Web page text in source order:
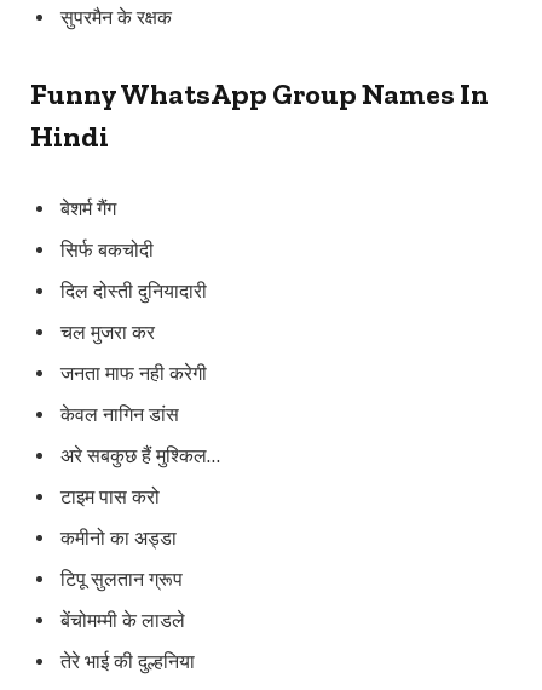
सुपरमैन के रक्षक
Funny WhatsApp Group Names In
Hindi
बेशर्म गैंग
सिर्फ बकचोदी
दिल दोस्ती दुनियादारी
चल मुजरा कर
जनता माफ नही करेगी
केवल नागिन डांस
अरे सबकुछ हैं मुश्किल…
टाइम पास करो
कमीनो का अड्डा
टिपू सुलतान ग्रूप
बेंचोमम्मी के लाडले
तेरे भाई की दुल्हनिया